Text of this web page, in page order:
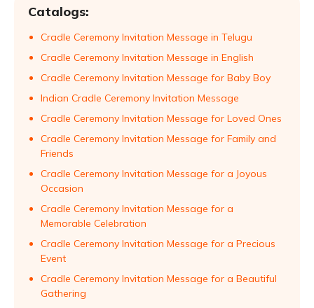
Catalogs:
Cradle Ceremony Invitation Message in Telugu
Cradle Ceremony Invitation Message in English
Cradle Ceremony Invitation Message for Baby Boy
Indian Cradle Ceremony Invitation Message
Cradle Ceremony Invitation Message for Loved Ones
Cradle Ceremony Invitation Message for Family and
Friends
Cradle Ceremony Invitation Message for a Joyous
Occasion
Cradle Ceremony Invitation Message for a
Memorable Celebration
Cradle Ceremony Invitation Message for a Precious
Event
Cradle Ceremony Invitation Message for a Beautiful
Gathering